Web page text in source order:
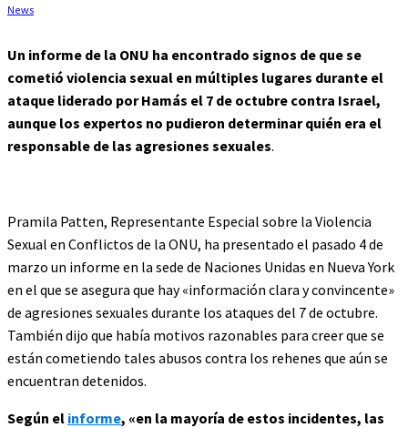
Un informe de la ONU ha encontrado signos de que se
cometió violencia sexual en múltiples lugares durante el
ataque liderado por Hamás el 7 de octubre contra Israel,
aunque los expertos no pudieron determinar quién era el
responsable de las agresiones sexuales.
Pramila Patten, Representante Especial sobre la Violencia
Sexual en Conflictos de la ONU, ha presentado el pasado 4 de
marzo un informe en la sede de Naciones Unidas en Nueva York
en el que se asegura que hay «información clara y convincente»
de agresiones sexuales durante los ataques del 7 de octubre.
También dijo que había motivos razonables para creer que se
están cometiendo tales abusos contra los rehenes que aún se
encuentran detenidos.
Según el informe, «en la mayoría de estos incidentes, las